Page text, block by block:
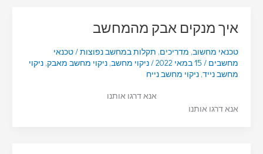
איך מנקים אבק מהמחשב
טכנאי מחשוב, מדריכים, תקלות במחשב נפוצות/טכנאי
מחשבים / 15 במאי 2022 /ניקוי מחשב, ניקוי מחשב מאבק, ניקוי
מחשב נייד, ניקוי מחשב נייח
אנא דרגו אותנו
אנא דרגו אותנו